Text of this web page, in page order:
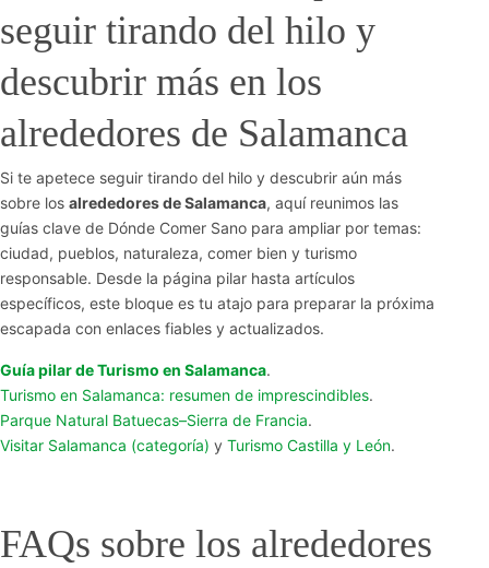
seguir tirando del hilo y
descubrir más en los
alrededores de Salamanca
Si te apetece seguir tirando del hilo y descubrir aún más
sobre los alrededores de Salamanca, aquí reunimos las
guías clave de Dónde Comer Sano para ampliar por temas:
ciudad, pueblos, naturaleza, comer bien y turismo
responsable. Desde la página pilar hasta artículos
específicos, este bloque es tu atajo para preparar la próxima
escapada con enlaces fiables y actualizados.
Guía pilar de Turismo en Salamanca.
Turismo en Salamanca: resumen de imprescindibles.
Parque Natural Batuecas–Sierra de Francia.
Visitar Salamanca (categoría) y Turismo Castilla y León.
FAQs sobre los alrededores